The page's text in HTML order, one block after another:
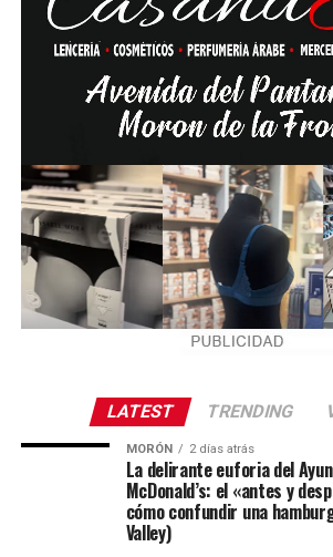
LATEST TRENDING
MORÓN 2 días atrás
La delirante euforia del
McDonald’s: el «antes y
cómo confundir una
Valley)